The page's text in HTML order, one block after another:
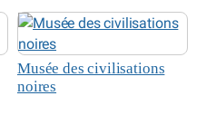
Musée des civilisations
noires